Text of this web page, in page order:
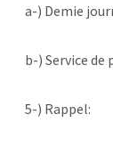
a-) Demie
b-) Service de
5-) Rappel: